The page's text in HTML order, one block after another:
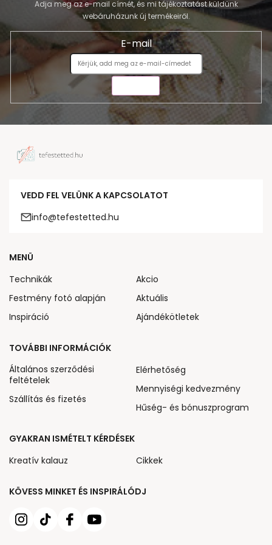
Adja meg az e-mail címét, és mi tájékoztatást küldünk
webáruházunk új termékeiről.
E-mail
VEDD FEL VELÜNK A KAPCSOLATOT
info@tefestetted.hu
KÖVESS MINKET ÉS INSPIRÁLÓDJ
MENÜ
Technikák
Festmény fotó alapján
Inspiráció
Akcio
Aktuális
Ajándékötletek
TOVÁBBI INFORMÁCIÓK
Általános szerződési
feltételek
Szállítás és fizetés
Elérhetőség
Mennyiségi kedvezmény
Hűség- és bónuszprogram
GYAKRAN ISMÉTELT KÉRDÉSEK
Kreatív kalauz
Cikkek